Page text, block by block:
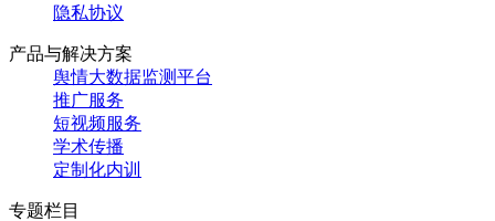
隐私协议
产品与解决方案
舆情大数据监测平台
推广服务
短视频服务
学术传播
定制化内训
专题栏目